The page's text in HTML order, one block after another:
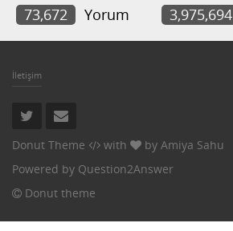
73,672
Yorum 3,975,694
İletişim
Donut Theme with by Amiya Sahu
Powered by Question2Answer
Donut theme